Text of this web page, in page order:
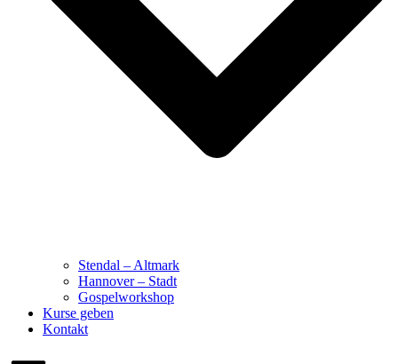
Stendal – Altmark
Hannover – Stadt
Gospelworkshop
Kurse geben
Kontakt